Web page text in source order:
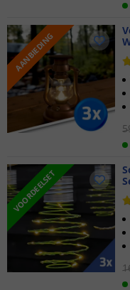
AANBIEDING
VOORDEELSET
Voor
Gratis